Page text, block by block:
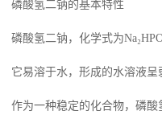
磷酸氢二钠的基本特性
磷酸氢二钠，化学式为
它易溶于水，形成的水溶液呈
作为一种稳定的化合物，磷酸